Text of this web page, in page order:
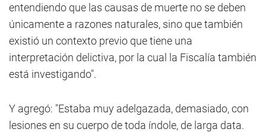
entendiendo que las causas de muerte no se deben
únicamente a razones naturales, sino que también
existió un contexto previo que tiene una
interpretación delictiva, por la cual la Fiscalía también
está investigando".
Y agregó: "Estaba muy adelgazada, demasiado, con
lesiones en su cuerpo de toda índole, de larga data.